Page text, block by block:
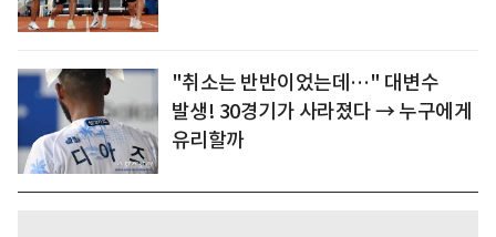
"취소는 반반이었는데…" 대변수
발생! 30경기가 사라졌다 → 누구에게
유리할까